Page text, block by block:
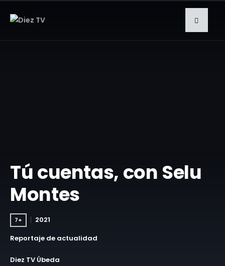
Tú cuentas, con Selu
Montes
7+
2021
Reportaje de actualidad
Diez TV Úbeda